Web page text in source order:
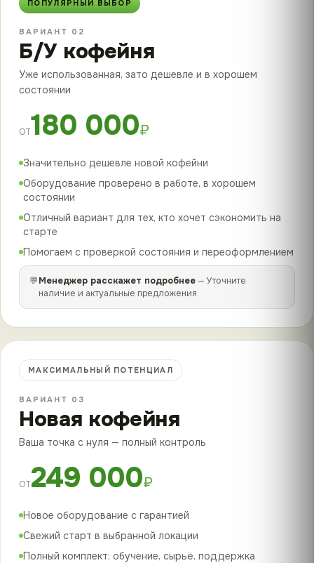
ПОПУЛЯРНЫЙ ВЫБОР
ВАРИАНТ 02
Б/У кофейня
Уже использованная, зато дешевле и в хорошем
состоянии
ОТ180 000₽
Значительно дешевле новой кофейни
Оборудование проверено в работе, в хорошем
состоянии
Отличный вариант для тех, кто хочет сэкономить на
старте
Помогаем с проверкой состояния и переоформлением
💬Менеджер расскажет подробнее — Уточните
наличие и актуальные предложения
МАКСИМАЛЬНЫЙ ПОТЕНЦИАЛ
ВАРИАНТ 03
Новая кофейня
Ваша точка с нуля — полный контроль
ОТ249 000₽
Новое оборудование с гарантией
Свежий старт в выбранной локации
Полный комплект: обучение, сырьё, поддержка